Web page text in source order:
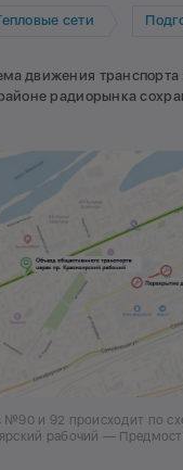
сети
движения транспорта
радиорынка
№90 и 92 происходит по
рабочий —